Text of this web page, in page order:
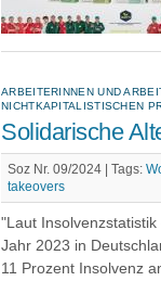
ARBEITERINNEN UND
NICHTKAPITALISTISCHEN
Solidarische
Soz Nr. 09/2024 | Tags:
takeovers
"Laut
Jahr 2023 in
11 Prozent Insolvenz